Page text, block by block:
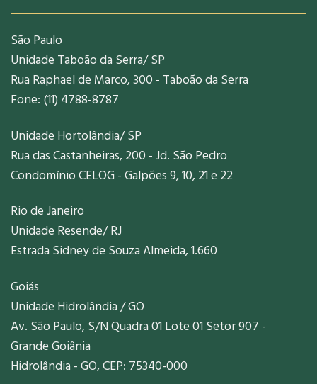
São Paulo
Unidade Taboão da Serra/ SP
Rua Raphael de Marco, 300 - Taboão da Serra
Fone: (11) 4788-8787
Unidade Hortolândia/ SP
Rua das Castanheiras, 200 - Jd. São Pedro
Condomínio CELOG - Galpões 9, 10, 21 e 22
Rio de Janeiro
Unidade Resende/ RJ
Estrada Sidney de Souza Almeida, 1.660
Goiás
Unidade Hidrolândia / GO
Av. São Paulo, S/N Quadra 01 Lote 01 Setor 907 -
Grande Goiânia
Hidrolândia - GO, CEP: 75340-000